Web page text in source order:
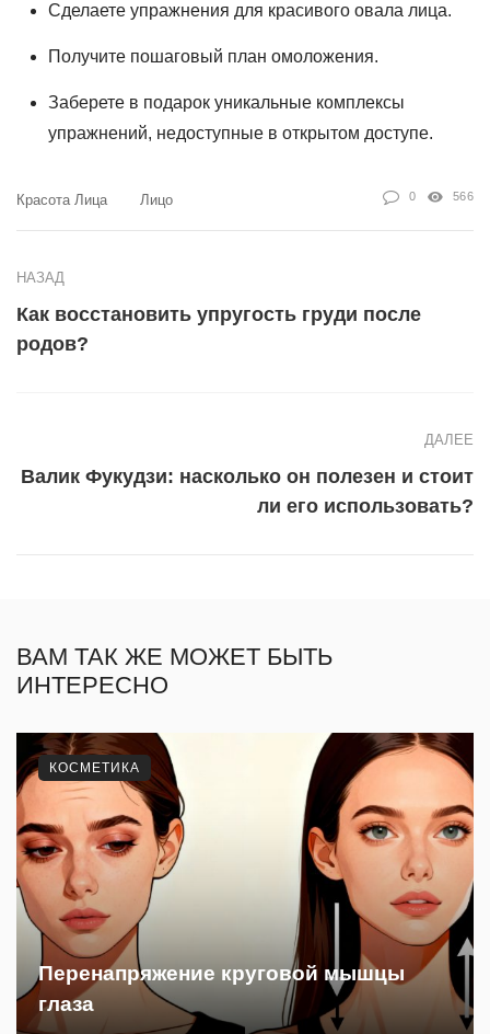
Сделаете упражнения для красивого овала лица.
Получите пошаговый план омоложения.
Заберете в подарок уникальные комплексы
упражнений, недоступные в открытом доступе.
Красота Лица Лицо 0 566
НАЗАД
Как восстановить упругость груди после
родов?
ДАЛЕЕ
Валик Фукудзи: насколько он полезен и стоит
ли его использовать?
ВАМ ТАК ЖЕ МОЖЕТ БЫТЬ
ИНТЕРЕСНО
Перенапряжение круговой мышцы
глаза
КОСМЕТИКА